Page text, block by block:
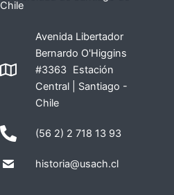
Chile
Avenida Libertador
Bernardo O'Higgins
#3363 Estación
Central | Santiago -
Chile
(56 2) 2 718 13 93
historia@usach.cl